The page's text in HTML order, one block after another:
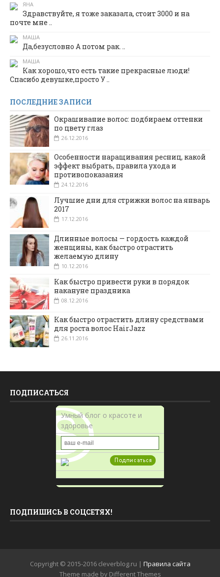
ЯНА
Здравствуйте, я тоже заказала, стоит 3000 и на
почте мне ..
МАША
Да,безусловно А потом рак. ..
МАША
Как хорошо,что есть такие прекрасные люди!
Спасибо девушке,просто У ..
ПОСЛЕДНИЕ ЗАПИСИ
Окрашивание волос: подбираем оттенки
по цвету глаз
26.12.2016
Особенности наращивания ресниц, какой
эффект выбрать, правила ухода и
противопоказания
24.12.2016
Лучшие дни для стрижки волос на январь
2017
17.12.2016
Длинные волосы — гордость каждой
женщины, как быстро отрастить
желаемую длину
10.12.2016
Как быстро привести руки в порядок
накануне праздника
08.12.2016
Как быстро отрастить длину средствами
для роста волос HairJazz
26.11.2016
ПОДПИСАТЬСЯ
Умный блог о красоте и
здоровье
ПОДПИШИСЬ В СОЦСЕТЯХ!
Copyright © 2015-2016 cleverblog.ru | Правила сайта
Theme made by Different Themes